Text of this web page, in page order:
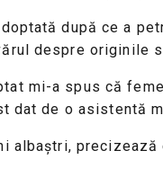
după ce a
despre originile
mi-a spus că
dat de o asistentă
albaștri,